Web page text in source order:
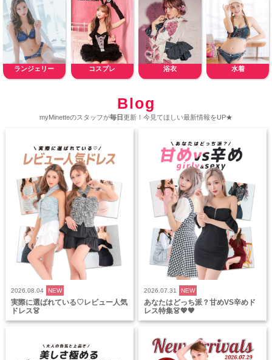
ランジェリー コスプレ 浴衣 水着
Blog
myMinetteのスタッフが毎日更新！今見てほしい最新情報をUP★
2026.08.04 NEW
実際に選ばれている♡レビュー人気
ドレス👗
2026.07.31 NEW
あなたはどっち派？甘めVS辛めド
レス特集👗💖🖤